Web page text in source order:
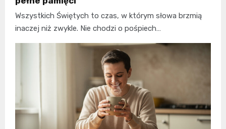
Wszystkich Świętych to czas, w którym słowa brzmią
inaczej niż zwykle. Nie chodzi o pośpiech…